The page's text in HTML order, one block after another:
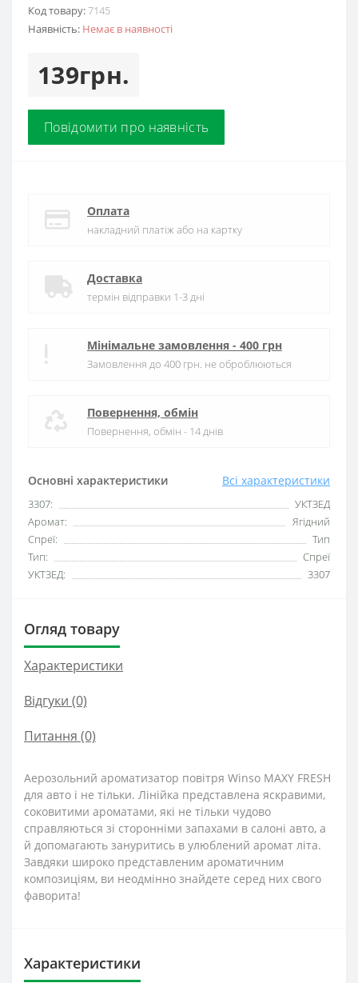
Код товару:7145
Наявність: Немає в наявності
139грн.
Повідомити про наявність
Основні характеристики Всі характеристики
3307:
УКТЗЕД
Аромат:
Ягідний
Спреї:
Тип
Тип:
Спреї
УКТЗЕД:
3307
Оплата
накладний платіж або на картку
Доставка
термін відправки 1-3 дні
Мінімальне замовлення - 400 грн
Замовлення до 400 грн. не оброблюються
Повернення, обмін
Повернення, обмін - 14 днів
Огляд товару
Характеристики
Відгуки (0)
Питання (0)
Аерозольний ароматизатор повітря Winso MAXY FRESH
для авто і не тільки. Лінійка представлена яскравими,
соковитими ароматами, які не тільки чудово
справляються зі сторонніми запахами в салоні авто, а
й допомагають зануритись в улюблений аромат літа.
Завдяки широко представленим ароматичним
композиціям, ви неодмінно знайдете серед них свого
фаворита!
Характеристики